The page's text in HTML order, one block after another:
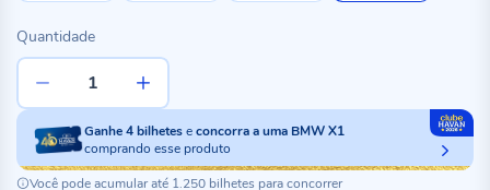
Quantidade
Ganhe4bilheteseconcorra a uma BMW X1
comprando esse produto
Você pode acumular até 1.250 bilhetes para concorrer